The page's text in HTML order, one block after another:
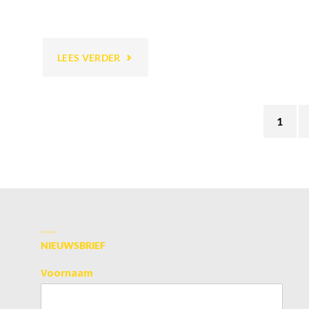
LEES VERDER "LEONIE
1
NIEUWSBRIEF
Voornaam